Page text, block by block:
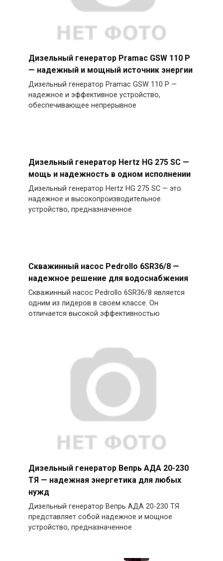
Дизельный генератор Pramac GSW 110 P
— надежный и мощный источник энергии
Дизельный генератор Pramac GSW 110 P —
надежное и эффективное устройство,
обеспечивающее непрерывное
Дизельный генератор Hertz HG 275 SC —
мощь и надежность в одном исполнении
Дизельный генератор Hertz HG 275 SC — это
надежное и высокопроизводительное
устройство, предназначенное
Скважинный насос Pedrollo 6SR36/8 —
надежное решение для водоснабжения
Скважинный насос Pedrollo 6SR36/8 является
одним из лидеров в своем классе. Он
отличается высокой эффективностью
Дизельный генератор Вепрь АДА 20-230
ТЯ — надежная энергетика для любых
нужд
Дизельный генератор Вепрь АДА 20-230 ТЯ
представляет собой надежное и мощное
устройство, предназначенное